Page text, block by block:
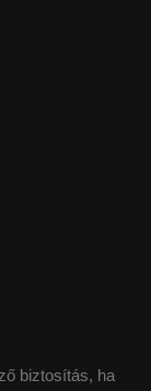
biztosítás, ha